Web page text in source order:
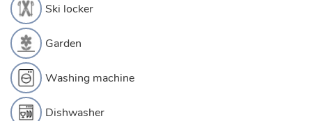
Ski locker
Garden
Washing machine
Dishwasher